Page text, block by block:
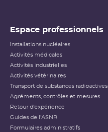
Espace professionnels
Installations nucléaires
Activités médicales
Activités industrielles
Activités vétérinaires
Transport de substances radioactives
Agréments, contrôles et mesures
Retour d'expérience
Guides de l'ASNR
Formulaires administratifs